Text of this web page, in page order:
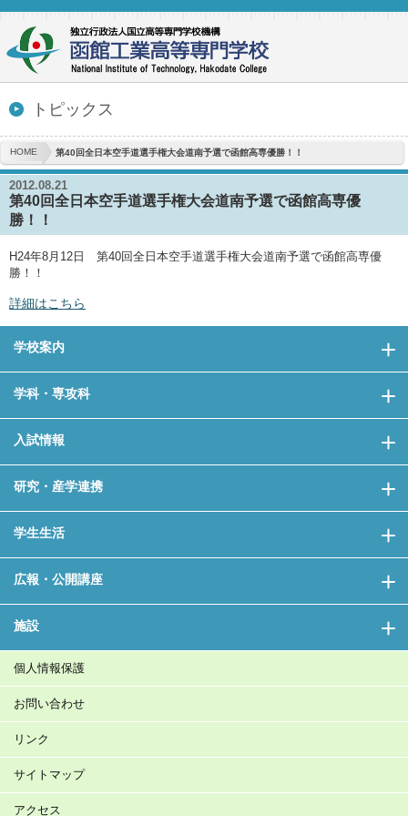
トピックス
HOME 第40回全日本空手道選手権大会道南予選で函館高専優勝！！
2012.08.21
第40回全日本空手道選手権大会道南予選で函館高専優
勝！！
H24年8月12日 第40回全日本空手道選手権大会道南予選で函館高専優
勝！！
詳細はこちら
学校案内
学科・専攻科
入試情報
研究・産学連携
学生生活
広報・公開講座
施設
個人情報保護
お問い合わせ
リンク
サイトマップ
アクセス